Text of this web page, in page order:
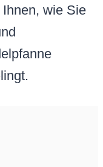
wie Sie